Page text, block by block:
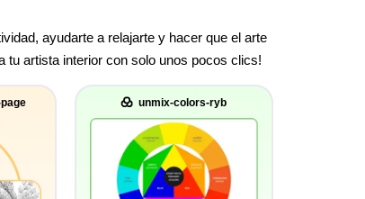
ayudarte a relajarte y hacer que el arte
tu artista interior con solo unos pocos clics!
unmix-colors-ryb